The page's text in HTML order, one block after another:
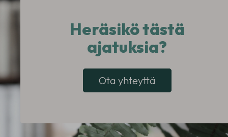
Heräsikö tästä
ajatuksia?
Ota yhteyttä